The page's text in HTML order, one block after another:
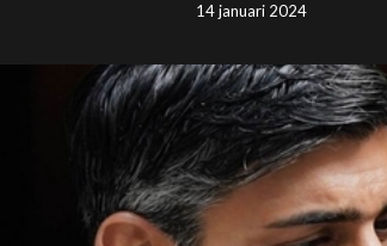
14 januari 2024